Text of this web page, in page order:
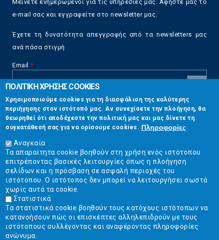
Μείνετε ενημερωμένοι για τις υπηρεσίες μας. Αφήστε μας το
e-mail σας και εγγραφείτε στο newsletter μας.
Έχετε τη δυνατότητα απεγγραφής από τα newsletters μας
ανά πάσα στιγμή
Email *
CAPTCHA
This
question is
for testing
whether or
not you are a
human visitor
and to
prevent
automated
spam
submissions.
5+2
Επικοινωνία
Στουρνάρη 17, Αθήνα 10683
2103304444
info@ekpizo.gr
www.ekpizo.gr
Δευ - Πεμ:10:00 πμ - 2:00 μμ
Σάβ - Κυρ: Κλειστά
ΠΟΛΙΤΙΚΗ ΧΡΗΣΗΣ COOKIES
Χρησιμοποιούμε cookies για τη διασφάλιση της καλύτερης
περιήγησης στον ιστότοπό μας. Αν συνεχίσετε την πλοήγηση, θα
θεωρηθεί ότι αποδέχεστε την πολιτική μας και μας δίνετε τη
συγκατάθεσή σας για να ορίσουμε cookies. Πληροφορίες
Αναγκαία
Τα απαραίτητα cookie βοηθούν στη χρήση ενός ιστότοπου
επιτρέποντας βασικές λειτουργίες όπως η πλοήγηση
σελίδων και η πρόσβαση σε ασφαλή περιοχές του
ιστότοπου. Ο ιστότοπος δεν μπορεί να λειτουργήσει σωστά
χωρίς αυτά τα cookie.
Στατιστικά
Τα στατιστικά cookie βοηθούν τους κατόχους ιστότοπων να
κατανοήσουν πώς οι επισκέπτες αλληλεπιδρούν με τους
ιστότοπους συλλέγοντας και αναφέροντας πληροφορίες
ανώνυμα.